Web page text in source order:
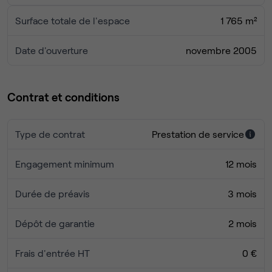
Surface totale de l'espace 1 765 m²
Date d'ouverture novembre 2005
Contrat et conditions
Type de contrat Prestation de service
Engagement minimum 12 mois
Durée de préavis 3 mois
Dépôt de garantie 2 mois
Frais d'entrée HT 0 €